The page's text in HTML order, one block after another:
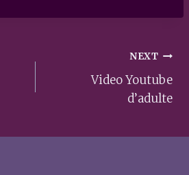
NEXT
Video Youtube
d’adulte